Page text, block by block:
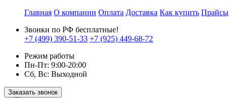
Главная О компании Оплата Доставка Как купить Прайсы
Звонки по РФ бесплатные!
+7 (499) 390-51-33 +7 (925) 449-68-72
Режим работы
Пн-Пт: 9:00-20:00
Сб, Вс: Выходной
Заказать звонок